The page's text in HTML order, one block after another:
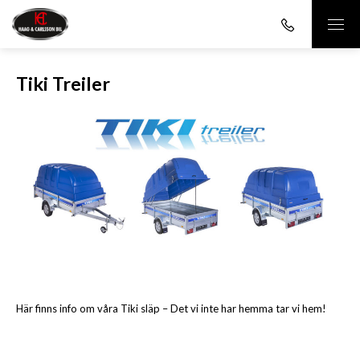
Tiki Treiler
Här finns info om våra Tiki släp – Det vi inte har hemma tar vi hem!